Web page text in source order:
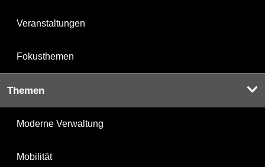
Veranstaltungen
Fokusthemen
Themen
Moderne Verwaltung
Mobilität